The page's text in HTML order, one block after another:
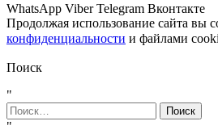
WhatsApp Viber Telegram Вконтакте
Продолжая использование сайта вы
конфиденциальности и файлами
Поиск
"
Найти:
"